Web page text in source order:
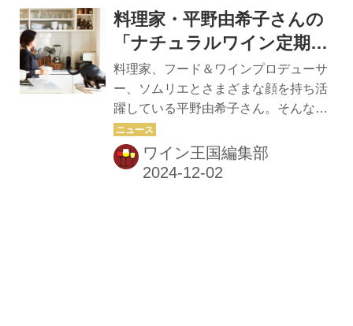
インとして表現したい」と話すのはオ
ーナー・醸造家の西野恒氏。 西野氏
ィーンスコーポレーション」のオーナ
ーでもある。元々ワイン好きだった西
野氏は、神戸のレストランで飲んだ
「KENZO ESTATE」の『紫鈴』との
出合いに衝撃を受け、国内外のワイナ
リーへ訪れるようになった。...
料理家・平野由希子さんの
「ナチュラルワイン定期
便」スタート！
料理家、フード＆ワインプロデューサ
ー、ソムリエとさまざまな顔を持ち活
躍している平野由希子さん。そんな平
野さんが主宰する料理教室「cusine et
vin」で、ナチュラルワインの定期便コ
ースがスタートした。 「空前のナチュ
ワイン王国編集部